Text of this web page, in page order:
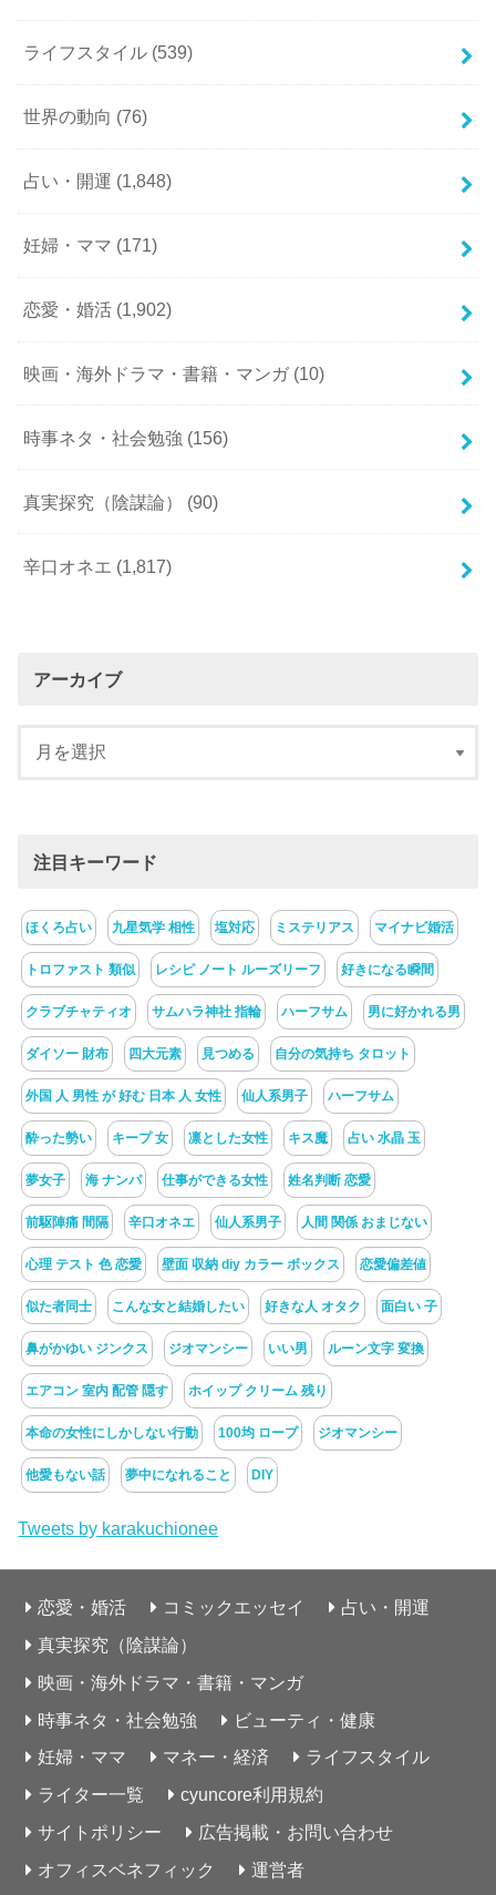
ライフスタイル (539)
世界の動向 (76)
占い・開運 (1,848)
妊婦・ママ (171)
恋愛・婚活 (1,902)
映画・海外ドラマ・書籍・マンガ (10)
時事ネタ・社会勉強 (156)
真実探究（陰謀論） (90)
辛口オネエ (1,817)
アーカイブ
注目キーワード
ほくろ占い 九星気学 相性 塩対応 ミステリアス マイナビ婚活
トロファスト 類似 レシピ ノート ルーズリーフ 好きになる瞬間
クラブチャティオ サムハラ神社 指輪 ハーフサム 男に好かれる男
ダイソー 財布 四大元素 見つめる 自分の気持ち タロット
外国 人 男性 が 好む 日本 人 女性 仙人系男子 ハーフサム
酔った勢い キープ 女 凛とした女性 キス魔 占い 水晶 玉
夢女子 海 ナンパ 仕事ができる女性 姓名判断 恋愛
前駆陣痛 間隔 辛口オネエ 仙人系男子 人間 関係 おまじない
心理 テスト 色 恋愛 壁面 収納 diy カラー ボックス 恋愛偏差値
似た者同士 こんな女と結婚したい 好きな人 オタク 面白い 子
鼻がかゆい ジンクス ジオマンシー いい男 ルーン文字 変換
エアコン 室内 配管 隠す ホイップ クリーム 残り
本命の女性にしかしない行動 100均 ロープ ジオマンシー
他愛もない話 夢中になれること DIY
Tweets by karakuchionee
恋愛・婚活 コミックエッセイ
占い・開運
真実探究（陰謀論）
映画・海外ドラマ・書籍・マンガ
時事ネタ・社会勉強
ビューティ・健康
妊婦・ママ
マネー・経済
ライフスタイル
ライター一覧
cyuncore利用規約
サイトポリシー
広告掲載・お問い合わせ
オフィスベネフィック
運営者